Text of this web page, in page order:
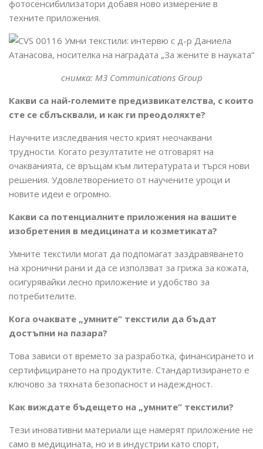
фотосенсибилизатори добавя ново измерение в
техните приложения.
снимка: M3 Communications Group
Какви са най-големите предизвикателства, с които
сте се сблъсквали, и как ги преодоляхте?
Научните изследвания често крият неочаквани
трудности. Когато резултатите не отговарят на
очакванията, се връщам към литературата и търся нови
решения. Удовлетворението от научените уроци и
новите идеи е огромно.
Какви са потенциалните приложения на вашите
изобретения в медицината и козметиката?
Умните текстили могат да подпомагат заздравяването
на хронични рани и да се използват за грижа за кожата,
осигурявайки лесно приложение и удобство за
потребителите.
Кога очаквате „умните“ текстили да бъдат
достъпни на пазара?
Това зависи от времето за разработка, финансирането и
сертифицирането на продуктите. Стандартизирането е
ключово за тяхната безопасност и надеждност.
Как виждате бъдещето на „умните“ текстили?
Тези иновативни материали ще намерят приложение не
само в медицината, но и в индустрии като спорт,